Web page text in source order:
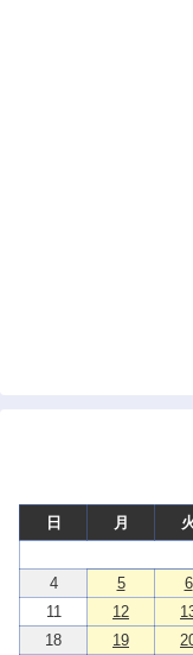
日 月
4
5 6
11
12
18
19